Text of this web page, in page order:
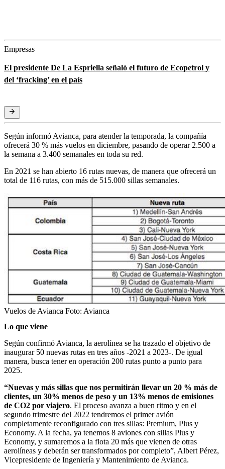
Empresas
El presidente De La Espriella señaló el futuro de Ecopetrol y
del ‘fracking’ en el país
Según informó Avianca, para atender la temporada, la compañía
ofrecerá 30 % más vuelos en diciembre, pasando de operar 2.500 a
la semana a 3.400 semanales en toda su red.
En 2021 se han abierto 16 rutas nuevas, de manera que ofrecerá un
total de 116 rutas, con más de 515.000 sillas semanales.
Vuelos de Avianca Foto: Avianca
Lo que viene
Según confirmó Avianca, la aerolínea se ha trazado el objetivo de
inaugurar 50 nuevas rutas en tres años -2021 a 2023-. De igual
manera, busca tener en operación 200 rutas punto a punto para
2025.
“Nuevas y más sillas que nos permitirán llevar un 20 % más de
clientes, un 30% menos de peso y un 13% menos de emisiones
de CO2 por viajero. El proceso avanza a buen ritmo y en el
segundo trimestre del 2022 tendremos el primer avión
completamente reconfigurado con tres sillas: Premium, Plus y
Economy. A la fecha, ya tenemos 8 aviones con sillas Plus y
Economy, y sumaremos a la flota 20 más que vienen de otras
aerolíneas y deberán ser transformados por completo”, Albert Pérez,
Vicepresidente de Ingeniería y Mantenimiento de Avianca.